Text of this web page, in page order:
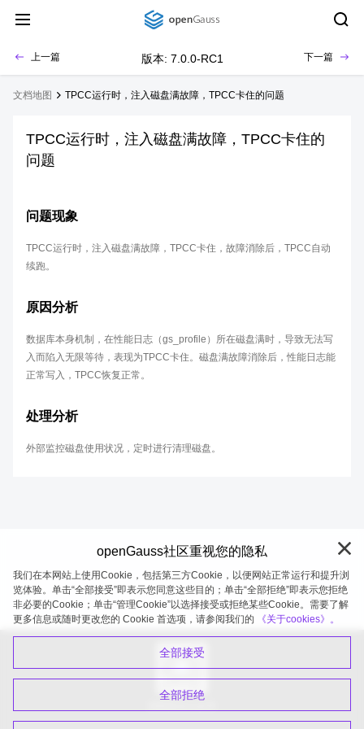
上一篇 版本: 7.0.0-RC1 下一篇
文档地图 TPCC运行时，注入磁盘满故障，TPCC卡住的问题
TPCC运行时，注入磁盘满故障，TPCC卡住的
问题
问题现象
TPCC运行时，注入磁盘满故障，TPCC卡住，故障消除后，TPCC自动
续跑。
原因分析
数据库本身机制，在性能日志（gs_profile）所在磁盘满时，导致无法写
入而陷入无限等待，表现为TPCC卡住。磁盘满故障消除后，性能日志能
正常写入，TPCC恢复正常。
处理分析
外部监控磁盘使用状况，定时进行清理磁盘。
openGauss 2026-08-05 20:05:21
openGauss社区重视您的隐私
我们在本网站上使用Cookie，包括第三方Cookie，以便网站正常运行和提升浏
览体验。单击“全部接受”即表示您同意这些目的；单击“全部拒绝”即表示您拒绝
非必要的Cookie；单击“管理Cookie”以选择接受或拒绝某些Cookie。需要了解
更多信息或随时更改您的 Cookie 首选项，请参阅我们的
《关于cookies》。
全部接受
全部拒绝